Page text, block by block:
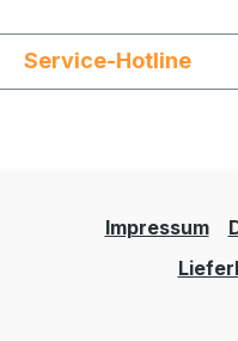
Service-Hotline
Impressum